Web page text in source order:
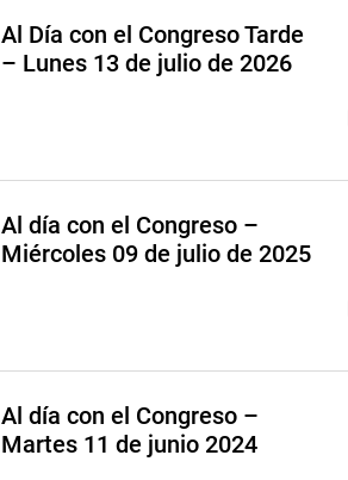
Al Día con el Congreso Tarde
– Lunes 13 de julio de 2026
Al día con el Congreso –
Miércoles 09 de julio de 2025
Al día con el Congreso –
Martes 11 de junio 2024